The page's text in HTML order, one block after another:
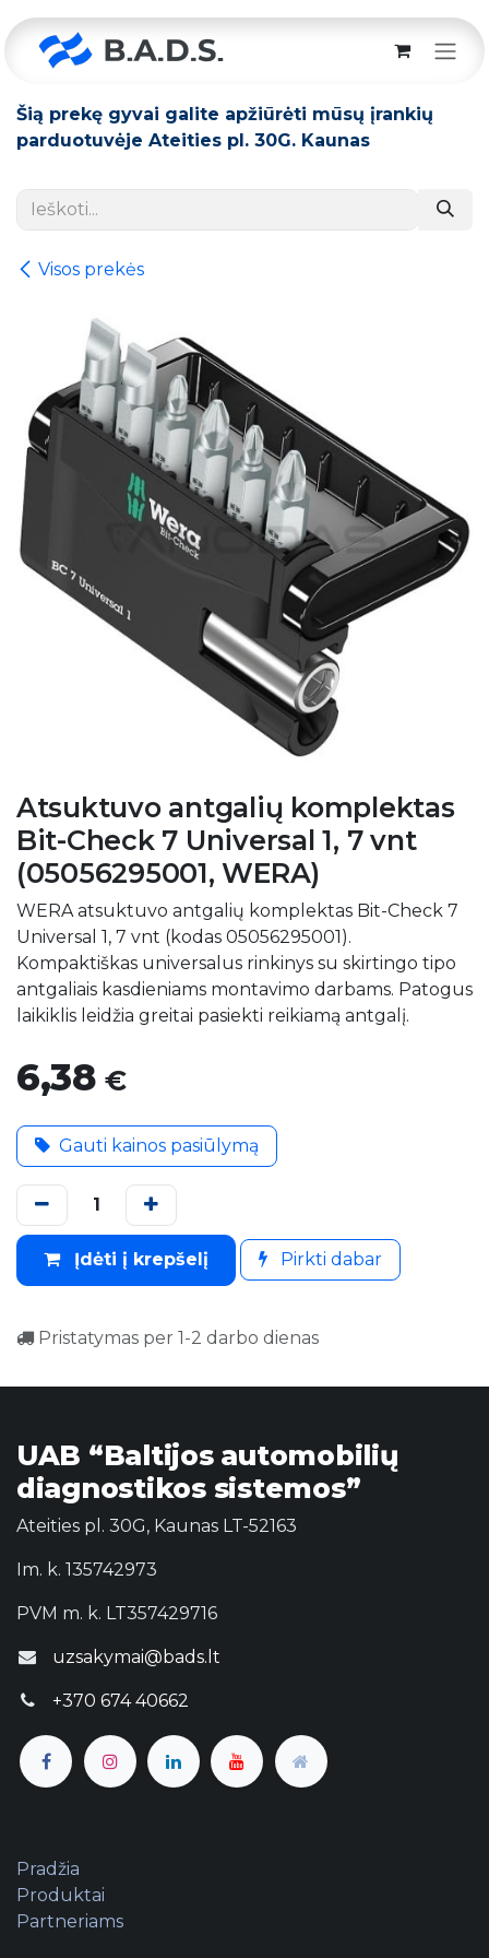
Šią prekę gyvai galite apžiūrėti mūsų įrankių
parduotuvėje Ateities pl. 30G. Kaunas
Visos prekės
Atsuktuvo antgalių komplektas
Bit-Check 7 Universal 1, 7 vnt
(05056295001, WERA)
WERA atsuktuvo antgalių komplektas Bit-Check 7
Universal 1, 7 vnt (kodas 05056295001).
Kompaktiškas universalus rinkinys su skirtingo tipo
antgaliais kasdieniams montavimo darbams. Patogus
laikiklis leidžia greitai pasiekti reikiamą antgalį.
6,38 €
Gauti kainos pasiūlymą
Įdėti į krepšelį Pirkti dabar
Pristatymas per 1-2 darbo dienas
UAB “Baltijos automobilių
diagnostikos sistemos”
Ateities pl. 30G, Kaunas LT-52163
Im. k. 135742973
PVM m. k. LT357429716
uzsakymai@bads.lt
+370 674 40662
Pradžia
Produktai
Partneriams